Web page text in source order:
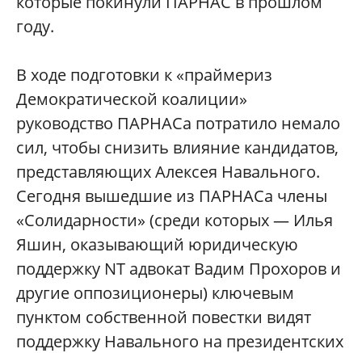
году.
В ходе подготовки к «праймериз
Демократической коалиции»
руководство ПАРНАСа потратило немало
сил, чтобы снизить влияние кандидатов,
представляющих Алексея Навального.
Сегодня вышедшие из ПАРНАСа члены
«Солидарности» (среди которых — Илья
Яшин, оказывающий юридическую
поддержку NT адвокат Вадим Прохоров и
другие оппозиционеры) ключевым
пунктом собственной повестки видят
поддержку Навального на президентских